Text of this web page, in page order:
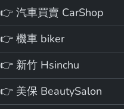
👉 汽車買賣 CarShop
👉 機車 biker
👉 新竹 Hsinchu
👉 美保 BeautySalon